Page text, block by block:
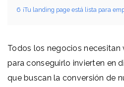
6 ¡Tu landing page está lista para
Todos los negocios necesitan
para conseguirlo invierten en
que buscan la conversión de